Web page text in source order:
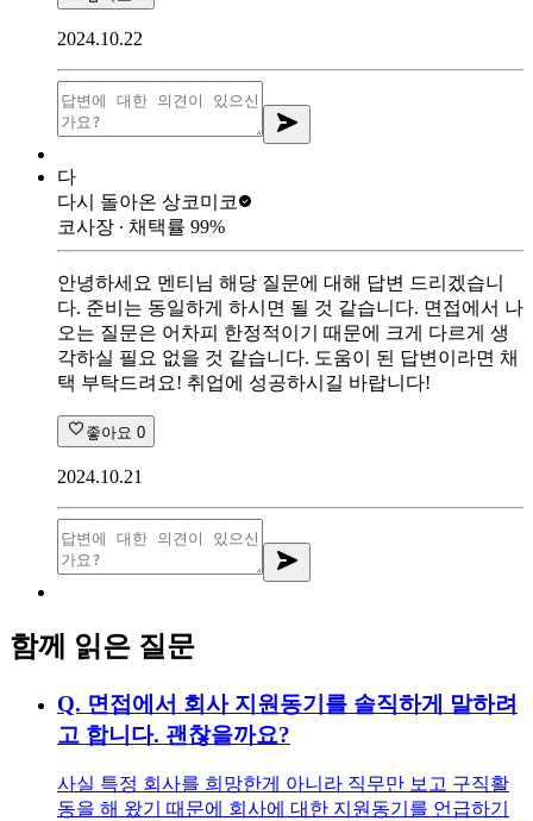
2024.10.22
다
다시 돌아온 상코미코
코사장 ∙ 채택률 99%
안녕하세요 멘티님 해당 질문에 대해 답변 드리겠습니
다. 준비는 동일하게 하시면 될 것 같습니다. 면접에서 나
오는 질문은 어차피 한정적이기 때문에 크게 다르게 생
각하실 필요 없을 것 같습니다. 도움이 된 답변이라면 채
택 부탁드려요! 취업에 성공하시길 바랍니다!
좋아요 0
2024.10.21
함께 읽은 질문
Q. 면접에서 회사 지원동기를 솔직하게 말하려
고 합니다. 괜찮을까요?
사실 특정 회사를 희망한게 아니라 직무만 보고 구직활
동을 해 왔기 때문에 회사에 대한 지원동기를 언급하기